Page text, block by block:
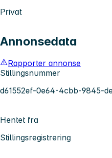
Privat
Annonsedata
Rapporter annonse
Stillingsnummer
d61552ef-0e64-4cbb-9845-
Hentet fra
Stillingsregistrering